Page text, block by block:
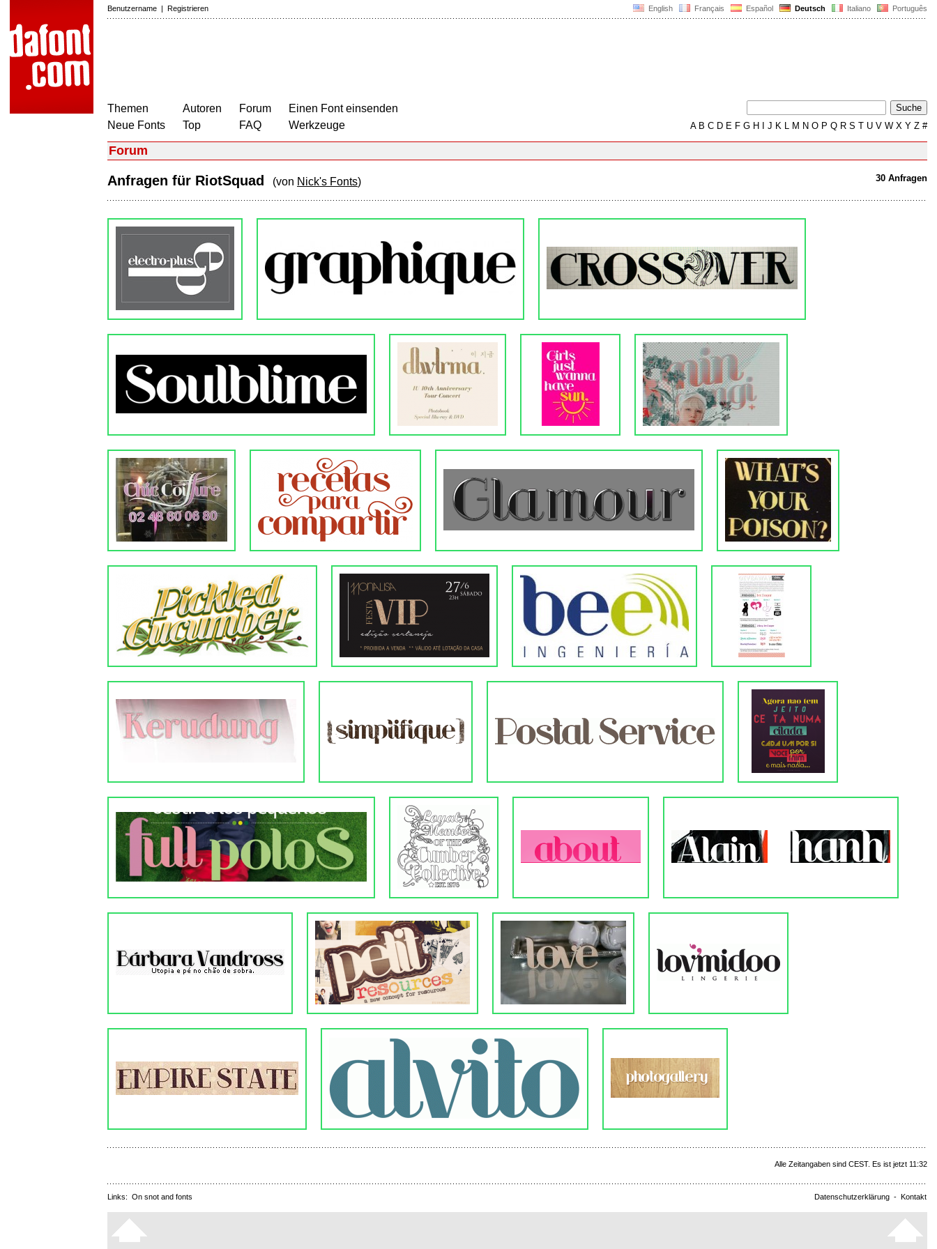
English Français Español Deutsch Italiano Português
Benutzername | Registrieren
Themen
Neue Fonts
Autoren
Top
Forum
FAQ
Einen Font einsenden
Werkzeuge
AB C D E F G H J K L M N O P Q R S T U V W X Y Z #
Forum
30 Anfragen
Anfragen für RiotSquad (von Nick's Fonts)
Alle Zeitangaben sind CEST. Es ist jetzt 11:32
Datenschutzerklärung - Kontakt
Links: On snot and fonts